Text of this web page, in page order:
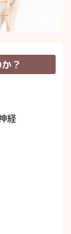
？